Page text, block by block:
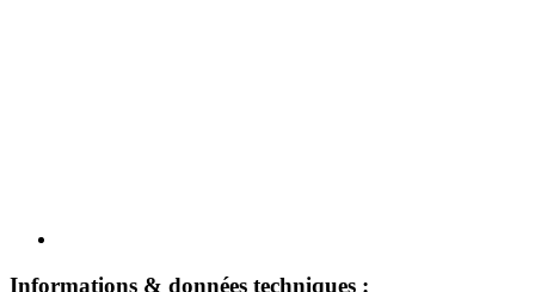
Informations & données techniques :